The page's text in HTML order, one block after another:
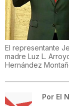
El representante
madre Luz L.
Hernández
Por El